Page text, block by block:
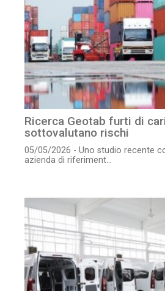
Ricerca Geotab furti di
sottovalutano rischi
05/05/2026 - Uno studio recente
azienda di riferiment...